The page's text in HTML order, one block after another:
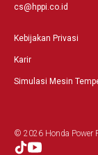
cs@hppi.co.id
Kebijakan Privasi
Karir
Simulasi Mesin
© 2026 Honda Power